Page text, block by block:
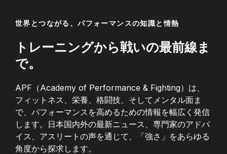
世界とつながる、パフォーマンスの知識と情熱
トレーニングから戦いの最前線ま
で。
APF（Academy of Performance & Fighting）は、
フィットネス、栄養、格闘技、そしてメンタル面ま
で、パフォーマンスを高めるための情報を幅広く発信
します。日本国内外の最新ニュース、専門家のアドバ
イス、アスリートの声を通じて、「強さ」をあらゆる
角度から探求します。